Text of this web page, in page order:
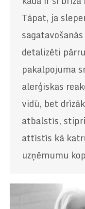
Tāpat, ja
detalizēti
pakalpojuma
alerģiskas
vidū, bet
atbalstīs,
attīstīs kā
uzņēmumu